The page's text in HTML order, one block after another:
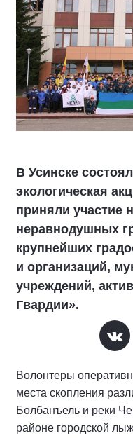
В Усинске
экологическая
приняли участие
неравнодушных
крупнейших
и организаций,
учреждений,
Гвардии».
Волонтеры
места скопления
Болбанъель и реки
районе городской